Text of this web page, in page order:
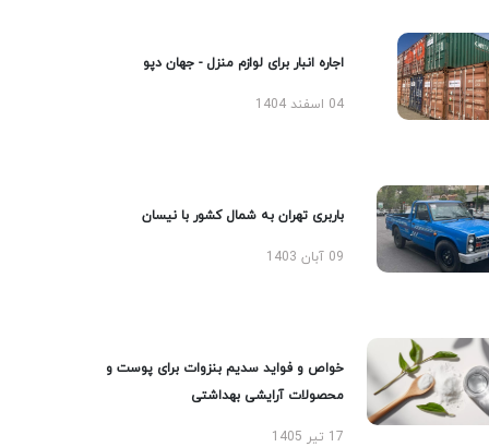
اجاره انبار برای لوازم منزل - جهان دپو
04 اسفند 1404
باربری تهران به شمال کشور با نیسان
09 آبان 1403
خواص و فواید سدیم بنزوات برای پوست و
محصولات آرایشی بهداشتی
17 تیر 1405